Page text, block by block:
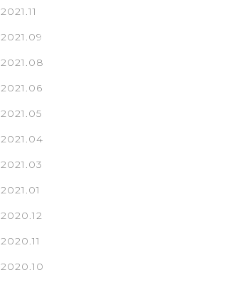
2021.11
2021.09
2021.08
2021.06
2021.05
2021.04
2021.03
2021.01
2020.12
2020.11
2020.10